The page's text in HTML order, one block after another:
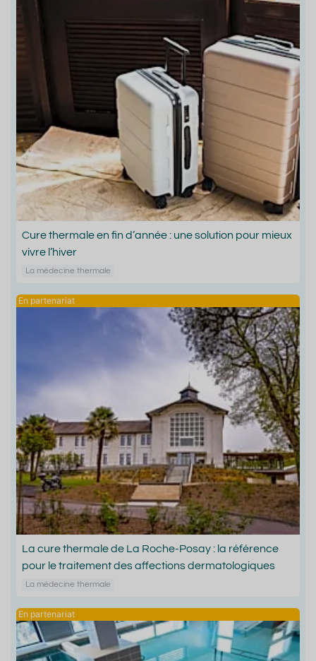
Cure thermale en fin d’année : une solution pour mieux
vivre l’hiver
La médecine thermale
La cure thermale de La Roche-Posay : la référence
pour le traitement des affections dermatologiques
La médecine thermale